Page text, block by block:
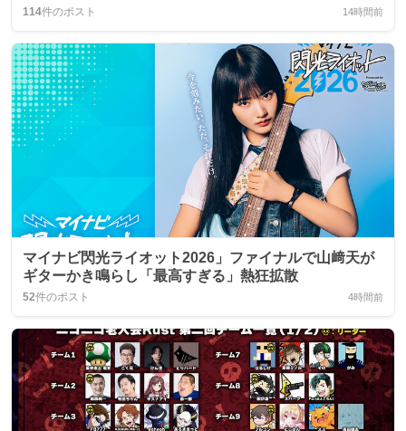
114件のポスト 14時間前
マイナビ閃光ライオット2026」ファイナルで山﨑天が
ギターかき鳴らし「最高すぎる」熱狂拡散
52件のポスト 4時間前